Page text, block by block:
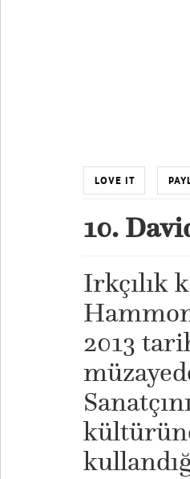
LOVE IT
10.
Irkçılık
2013